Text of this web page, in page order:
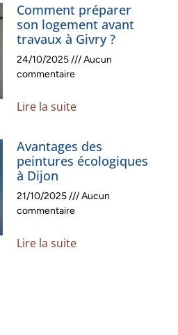
Comment préparer
son logement avant
travaux à Givry ?
24/10/2025
Aucun
commentaire
Lire la suite
Avantages des
peintures écologiques
à Dijon
21/10/2025
Aucun
commentaire
Lire la suite